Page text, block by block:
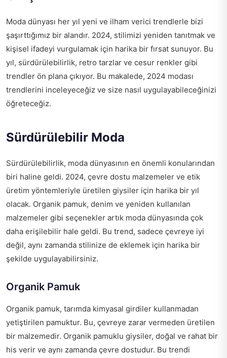
Moda dünyası her yıl yeni ve ilham verici trendlerle bizi
şaşırttığımız bir alandır. 2024, stilimizi yeniden tanıtmak ve
kişisel ifadeyi vurgulamak için harika bir fırsat sunuyor. Bu
yıl, sürdürülebilirlik, retro tarzlar ve cesur renkler gibi
trendler ön plana çıkıyor. Bu makalede, 2024 modası
trendlerini inceleyeceğiz ve size nasıl uygulayabileceğinizi
öğreteceğiz.
Sürdürülebilir Moda
Sürdürülebilirlik, moda dünyasının en önemli konularından
biri haline geldi. 2024, çevre dostu malzemeler ve etik
üretim yöntemleriyle üretilen giysiler için harika bir yıl
olacak. Organik pamuk, denim ve yeniden kullanılan
malzemeler gibi seçenekler artık moda dünyasında çok
daha erişilebilir hale geldi. Bu trend, sadece çevreye iyi
değil, aynı zamanda stilinize de eklemek için harika bir
şekilde uygulayabilirsiniz.
Organik Pamuk
Organik pamuk, tarımda kimyasal girdiler kullanmadan
yetiştirilen pamuktur. Bu, çevreye zarar vermeden üretilen
bir malzemedir. Organik pamuklu giysiler, doğal ve rahat bir
his verir ve aynı zamanda çevre dostudur. Bu trendi